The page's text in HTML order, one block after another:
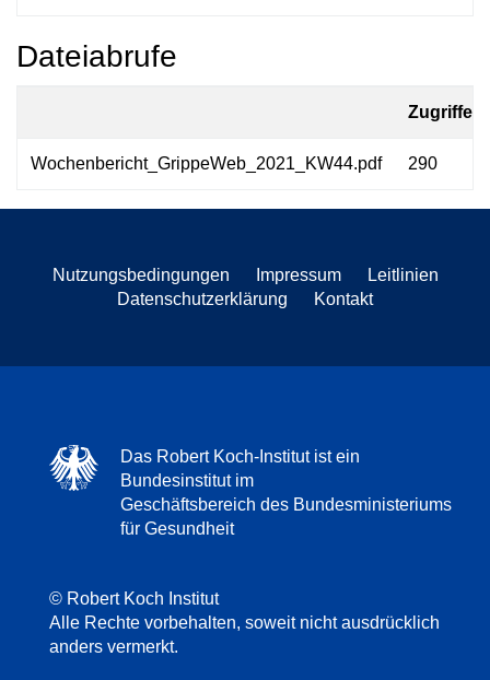
Dateiabrufe
Zugriffe
Wochenbericht_GrippeWeb_2021_KW44.pdf 290
Nutzungsbedingungen Impressum
Leitlinien
Datenschutzerklärung
Kontakt
Das Robert Koch-Institut ist ein
Bundesinstitut im
Geschäftsbereich des Bundesministeriums
für Gesundheit
© Robert Koch Institut
Alle Rechte vorbehalten, soweit nicht ausdrücklich
anders vermerkt.